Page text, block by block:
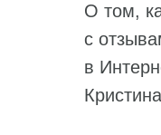
О том,
с
в